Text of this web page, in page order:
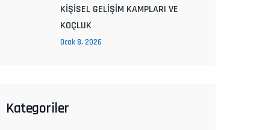
KİŞİSEL GELİŞİM KAMPLARI VE
KOÇLUK
Ocak 8, 2026
Kategoriler